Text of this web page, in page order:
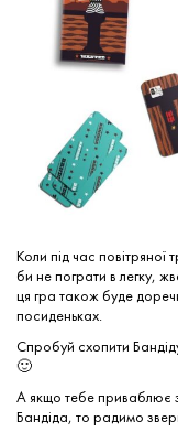
Коли під час
би не пограти в легку,
ця гра також буде
посиденьках.
Спробуй схопити
🙂
А якщо тебе приваблює
Бандіда, то радимо